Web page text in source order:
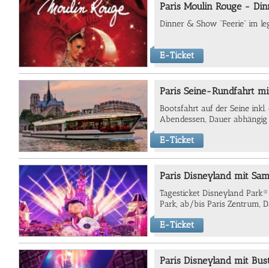
Paris Moulin Rouge -
Dinner & Show “Feerie” im
E-Ticket
Paris Seine-Rundfahrt
Bootsfahrt auf der Seine
Abendessen, Dauer
E-Ticket
Paris Disneyland mit
Tagesticket Disneyland
Park, ab/bis Paris Zentrum,
E-Ticket
Paris Disneyland mit